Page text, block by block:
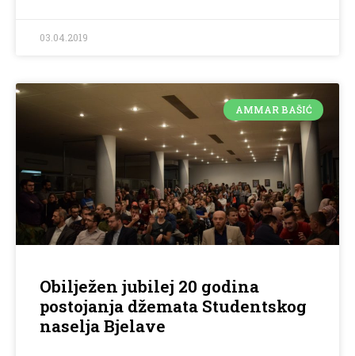
03.04.2019
AMMAR BAŠIĆ
Obilježen jubilej 20 godina
postojanja džemata Studentskog
naselja Bjelave